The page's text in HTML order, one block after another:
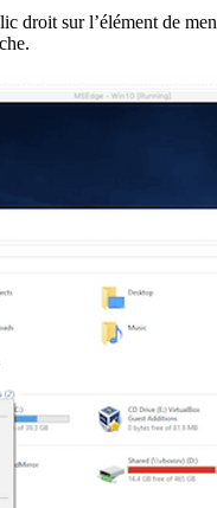
droit sur l’élément de